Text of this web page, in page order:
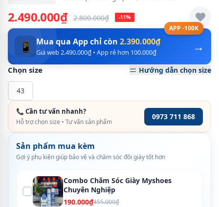
2.490.000₫ 2.800.000₫ -11%
APP -100K
→
📱 Mua qua App chỉ còn 2.390.000₫
Giá web 2.490.000₫ • App rẻ hơn 100.000₫
Chọn size Hướng dẫn chọn size
43
📞 Cần tư vấn nhanh?
Hỗ trợ chọn size • Tư vấn sản phẩm
0973 711 868
Sản phẩm mua kèm
Gợi ý phụ kiện giúp bảo vệ và chăm sóc đôi giày tốt hơn
Combo Chăm Sóc Giày Myshoes
Chuyên Nghiệp
190.000₫455.000₫